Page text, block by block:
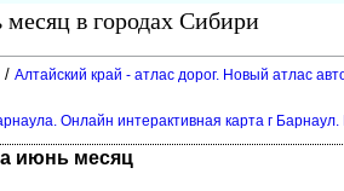
в городах Сибири
/ Алтайский край - атлас дорог. Новый атлас
Онлайн интерактивная карта г
июнь месяц